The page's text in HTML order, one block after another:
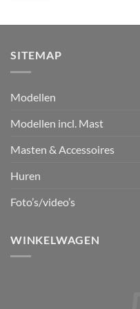
SITEMAP
Modellen
Modellen incl. Mast
Masten & Accessoires
Huren
Foto’s/video’s
WINKELWAGEN